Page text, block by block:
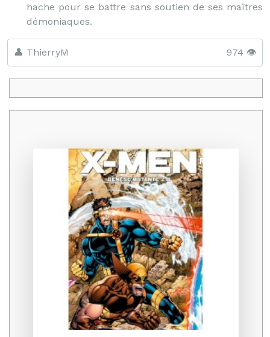
hache pour se battre sans soutien de ses maîtres
démoniaques.
👤 ThierryM 974 👁️
Promo